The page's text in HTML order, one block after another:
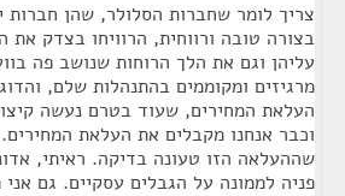
צריך לומר שחברות הסלולר, שהן חברות
בצורה טובה ורווחית, הרוויחו בצדק את
עליהן וגם את הלך הרוחות שנושב פה
מרגיזים ומקוממים בהתנהלות שלם,
העלאת המחירים, שעוד בטרם נעשה
וכבר אנחנו מקבלים את העלאת
שההעלאה הזו טעונה בדיקה. ראיתי,
פניה לממונה על הגבלים עסקיים. גם אני